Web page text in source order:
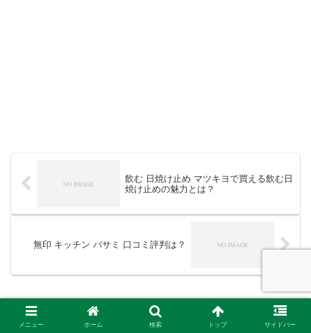
飲む 日焼け止め マツキヨで買える飲む日
焼け止めの魅力とは？
無印 キッチン バサミ 口コミ評判は？
コメント
メニュー ホーム 検索 トップ サイドバー